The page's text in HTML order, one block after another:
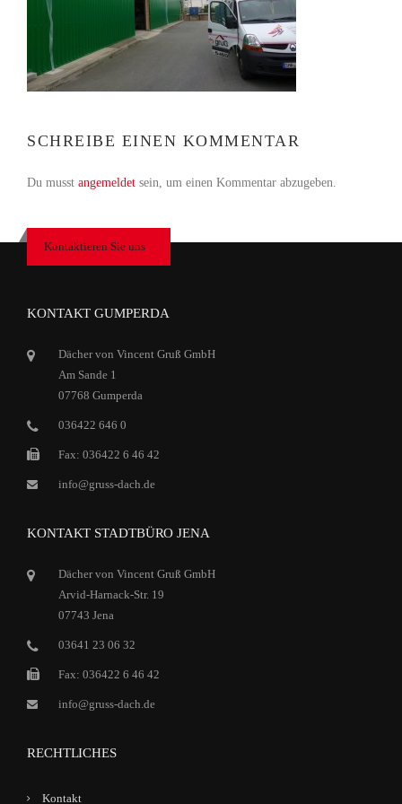
SCHREIBE EINEN KOMMENTAR
Du musst angemeldet sein, um einen Kommentar abzugeben.
Kontaktieren Sie uns
KONTAKT GUMPERDA
Dächer von Vincent Gruß GmbH
Am Sande 1
07768 Gumperda
036422 646 0
Fax: 036422 6 46 42
info@gruss-dach.de
KONTAKT STADTBÜRO JENA
Dächer von Vincent Gruß GmbH
Arvid-Harnack-Str. 19
07743 Jena
03641 23 06 32
Fax: 036422 6 46 42
info@gruss-dach.de
RECHTLICHES
Kontakt